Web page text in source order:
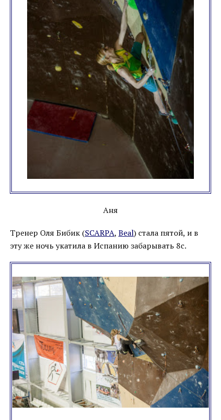
Аня
Тренер Оля Бибик (SCARPA, Beal) стала пятой, и в
эту же ночь укатила в Испанию забарывать 8с.